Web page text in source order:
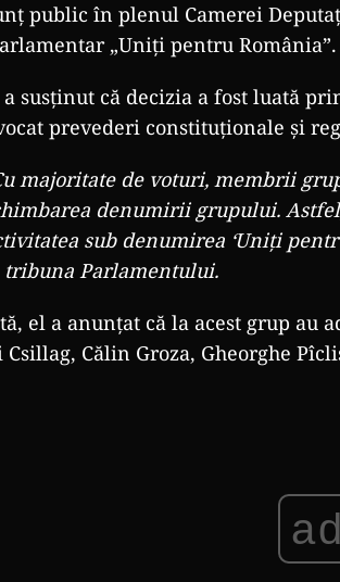
public în plenul Camerei
„Uniți pentru România”.
a susținut că decizia a fost luată
prevederi constituționale și
majoritate de voturi, membrii
denumirii grupului.
sub denumirea ‘Uniți
tribuna Parlamentului.
el a anunțat că la acest grup
Călin Groza, Gheorghe
ad